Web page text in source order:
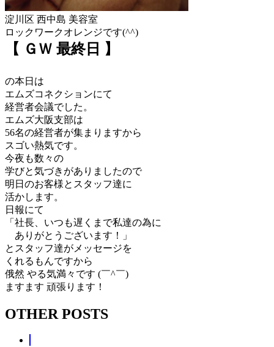
淀川区 西中島 美容室
ロックワークオレンジです(^^)
【 ＧＷ 最終日 】
の本日は
エムズコネクションにて
経営者会議でした。
エムズ大阪支部は
56名の経営者が集まりますから
スゴい熱気です。
今夜も数々の
学びと気づきがありましたので
明日のお客様とスタッフ達に
活かします。
日報にて
「社長、いつも遅くまで私達の為に
ありがとうございます！」
とスタッフ達がメッセージを
くれるもんですから
俄然 やる気満々です (￣^￣)ゞ
ますます 頑張ります！
OTHER POSTS